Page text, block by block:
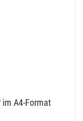
A4-​Format